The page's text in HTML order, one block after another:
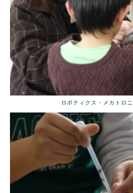
ロボティクス・メカトロ